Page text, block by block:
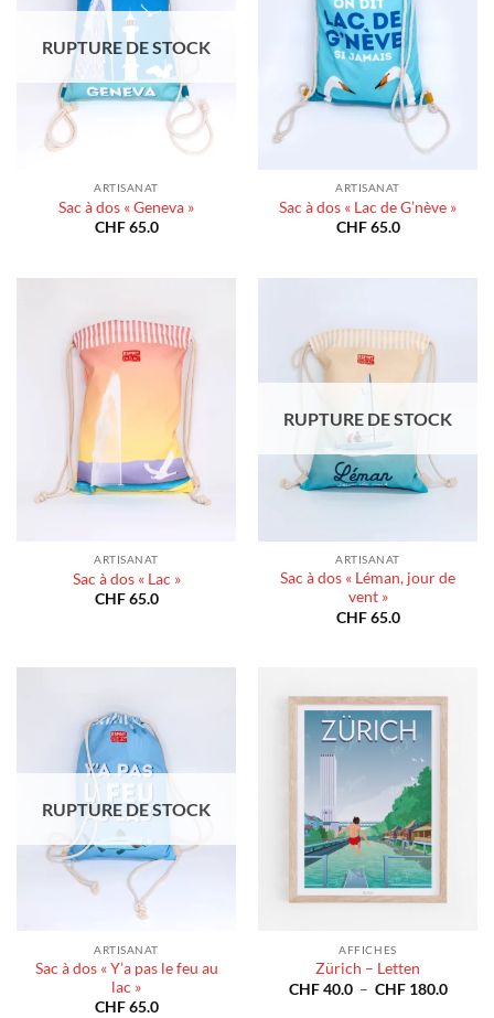
RUPTURE DE STOCK
ARTISANAT
Sac à dos « Geneva »
CHF65.0
ARTISANAT
Sac à dos « Lac de G’nève »
CHF65.0
ARTISANAT
Sac à dos « Lac »
CHF65.0
RUPTURE DE STOCK
ARTISANAT
Sac à dos « Léman, jour de
vent »
CHF65.0
RUPTURE DE STOCK
ARTISANAT
Sac à dos « Y’a pas le feu au
lac »
CHF65.0
AFFICHES
Zürich – Letten
CHF40.0 – CHF180.0Plage